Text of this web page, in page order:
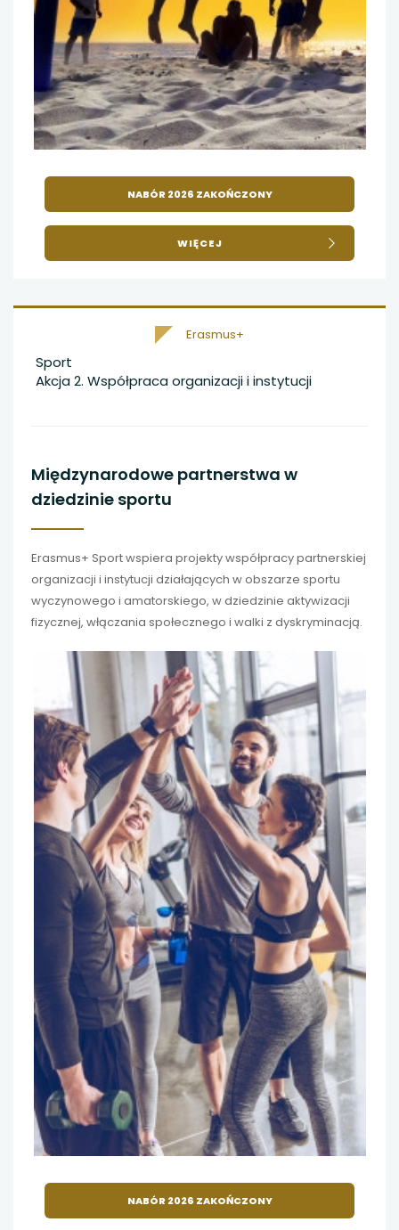
NABÓR 2026 ZAKOŃCZONY
WIĘCEJO
MOBILNOŚCI
Erasmus+
Sport
Akcja 2. Współpraca organizacji i instytucji
Międzynarodowe partnerstwa w
dziedzinie sportu
Erasmus+ Sport wspiera projekty współpracy partnerskiej
organizacji i instytucji działających w obszarze sportu
wyczynowego i amatorskiego, w dziedzinie aktywizacji
fizycznej, włączania społecznego i walki z dyskryminacją.
NABÓR 2026 ZAKOŃCZONY